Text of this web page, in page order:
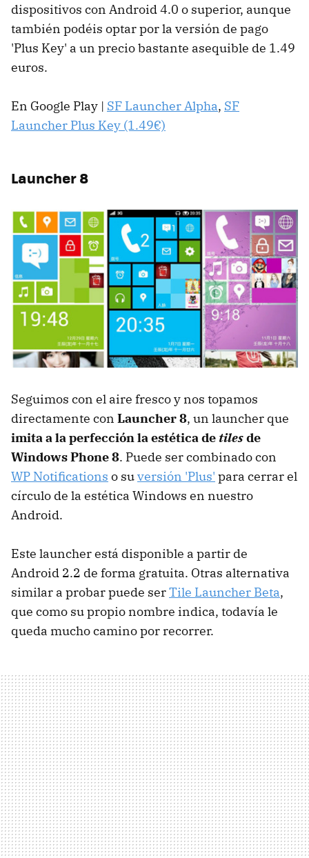
dispositivos con Android 4.0 o superior, aunque
también podéis optar por la versión de pago
'Plus Key' a un precio bastante asequible de 1.49
euros.
En Google Play | SF Launcher Alpha, SF
Launcher Plus Key (1.49€)
Launcher 8
Seguimos con el aire fresco y nos topamos
directamente con Launcher 8, un launcher que
imita a la perfección la estética de tilesde
Windows Phone 8. Puede ser combinado con
WP Notifications o suversión 'Plus' para cerrar el
círculo de la estética Windows en nuestro
Android.
Este launcher está disponible a partir de
Android 2.2 de forma gratuita. Otras alternativa
similar a probar puede serTile Launcher Beta,
que como su propio nombre indica, todavía le
queda mucho camino por recorrer.